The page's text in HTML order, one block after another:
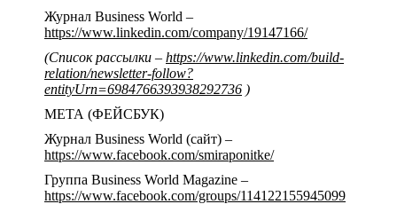
Журнал Business World –
https://www.linkedin.com/company/19147166/
(Список рассылки – https://www.linkedin.com/build-
relation/newsletter-follow?
entityUrn=6984766393938292736 )
МЕТА (ФЕЙСБУК)
Журнал Business World (сайт) –
https://www.facebook.com/smiraponitke/
Группа Business World Magazine –
https://www.facebook.com/groups/114122155945099